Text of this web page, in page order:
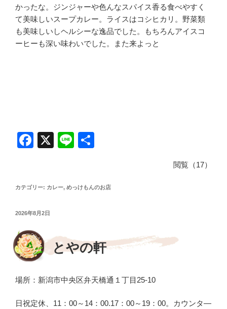
かったな。ジンジャーや色んなスパイス香る食べやすく
て美味しいスープカレー。ライスはコシヒカリ。野菜類
も美味しいしヘルシーな逸品でした。もちろんアイスコ
ーヒーも深い味わいでした。また来よっと
F
e
o
o
k
X
Li
閲覧（17）
カテゴリー: カレー, めっけもんのお店
投
日:
2026年8月2日
とやの軒
場所：新潟市中央区弁天橋通１丁目25-10
日祝定休、11：00～14：00.17：00～19：00。カウンタ―